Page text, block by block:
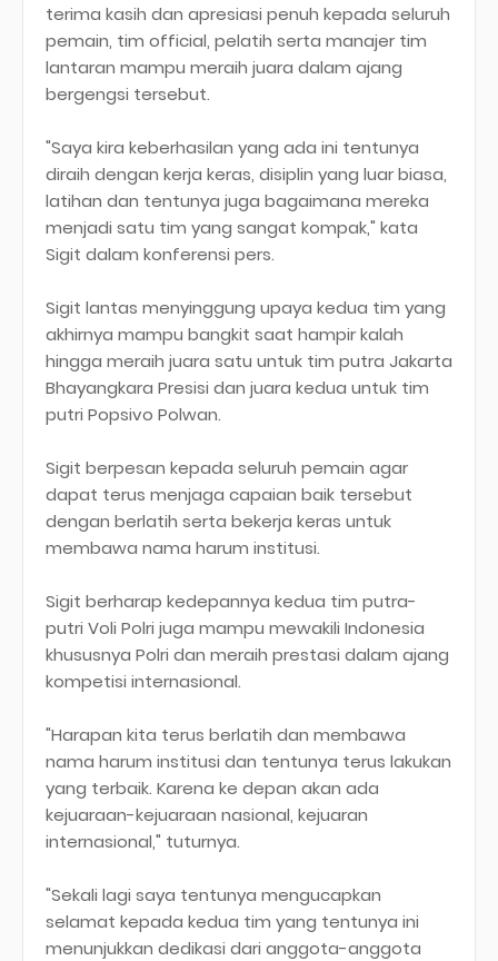
terima kasih dan apresiasi penuh kepada seluruh
pemain, tim official, pelatih serta manajer tim
lantaran mampu meraih juara dalam ajang
bergengsi tersebut.
"Saya kira keberhasilan yang ada ini tentunya
diraih dengan kerja keras, disiplin yang luar biasa,
latihan dan tentunya juga bagaimana mereka
menjadi satu tim yang sangat kompak," kata
Sigit dalam konferensi pers.
Sigit lantas menyinggung upaya kedua tim yang
akhirnya mampu bangkit saat hampir kalah
hingga meraih juara satu untuk tim putra Jakarta
Bhayangkara Presisi dan juara kedua untuk tim
putri Popsivo Polwan.
Sigit berpesan kepada seluruh pemain agar
dapat terus menjaga capaian baik tersebut
dengan berlatih serta bekerja keras untuk
membawa nama harum institusi.
Sigit berharap kedepannya kedua tim putra-
putri Voli Polri juga mampu mewakili Indonesia
khususnya Polri dan meraih prestasi dalam ajang
kompetisi internasional.
"Harapan kita terus berlatih dan membawa
nama harum institusi dan tentunya terus lakukan
yang terbaik. Karena ke depan akan ada
kejuaraan-kejuaraan nasional, kejuaran
internasional," tuturnya.
"Sekali lagi saya tentunya mengucapkan
selamat kepada kedua tim yang tentunya ini
menunjukkan dedikasi dari anggota-anggota